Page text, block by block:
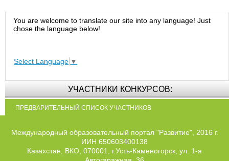
You are welcome to translate our site into any language! Just
chose the language below!
Select Language ▼
УЧАСТНИКИ КОНКУРСОВ:
ПРЕДВАРИТЕЛЬНЫЙ СПИСОК УЧАСТНИКОВ
Международный образовательный портал "Развитие", 2016 г.
ИИН 650603400138
Казахстан, ВКО, 070001, г.Усть-Каменогорск, ул. 1-я